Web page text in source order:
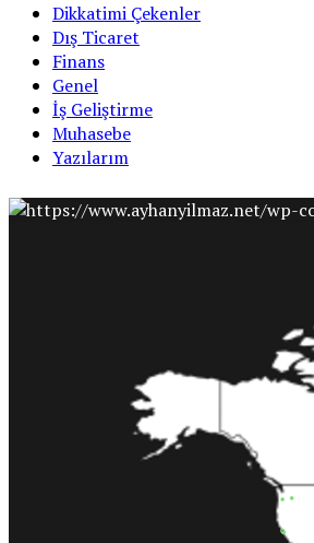
Dikkatimi Çekenler
Dış Ticaret
Finans
Genel
İş Geliştirme
Muhasebe
Yazılarım